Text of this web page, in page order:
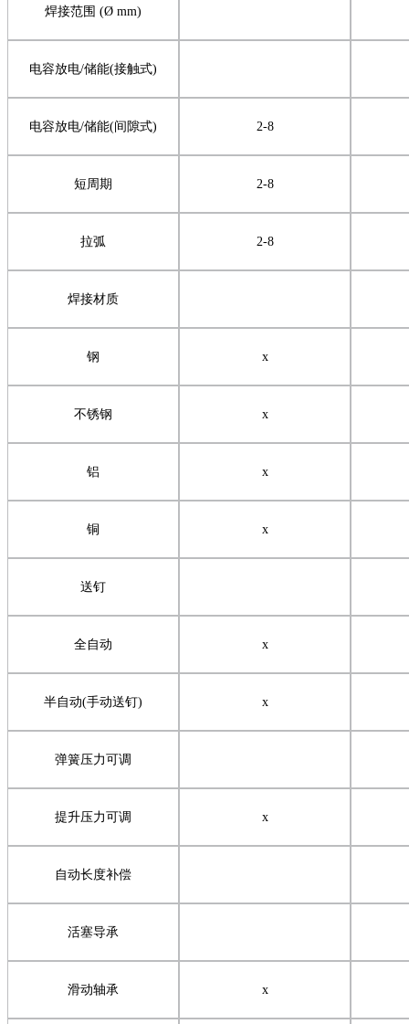
焊接范围 (Ø mm)
电容放电/储能(接触式)
电容放电/储能(间隙式) 2-8
短周期 2-8
拉弧 2-8
焊接材质
钢 x
不锈钢 x
铝 x
铜 x
送钉
全自动 x
半自动(手动送钉) x
弹簧压力可调
提升压力可调 x
自动长度补偿
活塞导承
滑动轴承 x